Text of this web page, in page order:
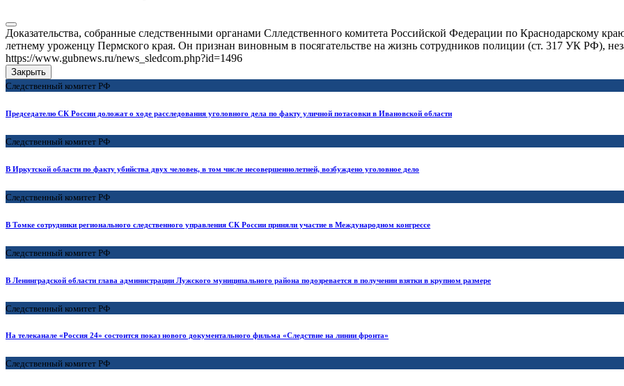
Доказательства, собранные следственными органами Слледственного комитета Российской Федерации по Краснодарскому
летнему уроженцу Пермского края. Он признан виновным в посягательстве на жизнь сотрудников полиции (ст. 317 УК РФ),
https://www.gubnews.ru/news_sledcom.php?id=1496
Закрыть
Следственный комитет РФ
Председателю СК России доложат о ходе расследования уголовного дела по факту уличной потасовки в Ивановской области
Следственный комитет РФ
В Иркутской области по факту убийства двух человек, в том числе несовершеннолетней, возбуждено уголовное дело
Следственный комитет РФ
В Томке сотрудники регионального следственного управления СК России приняли участие в Международном конгрессе
Следственный комитет РФ
В Ленинградской области глава администрации Лужского муниципального района подозревается в получении взятки в крупном размере
Следственный комитет РФ
На телеканале «Россия 24» состоится показ нового документального фильма «Следствие на линии фронта»
Следственный комитет РФ